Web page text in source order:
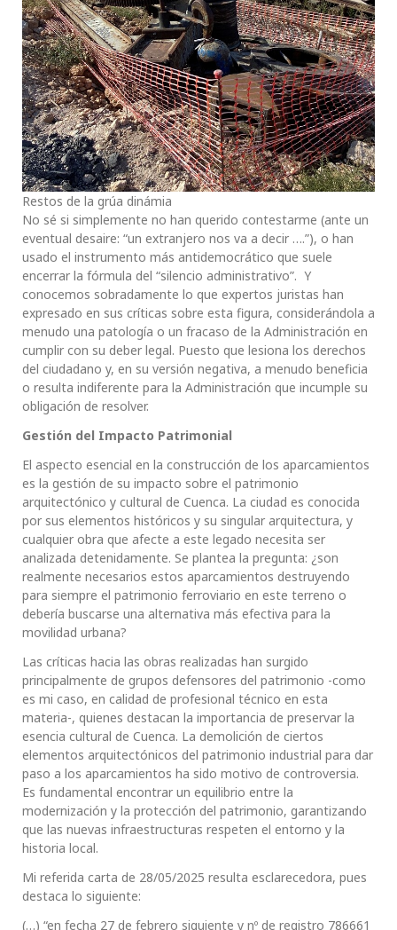
Restos de la grúa dinámia
No sé si simplemente no han querido contestarme (ante un
eventual desaire: “un extranjero nos va a decir ….”), o han
usado el instrumento más antidemocrático que suele
encerrar la fórmula del “silencio administrativo”. Y
conocemos sobradamente lo que expertos juristas han
expresado en sus críticas sobre esta figura, considerándola a
menudo una patología o un fracaso de la Administración en
cumplir con su deber legal. Puesto que lesiona los derechos
del ciudadano y, en su versión negativa, a menudo beneficia
o resulta indiferente para la Administración que incumple su
obligación de resolver.
Gestión del Impacto Patrimonial
El aspecto esencial en la construcción de los aparcamientos
es la gestión de su impacto sobre el patrimonio
arquitectónico y cultural de Cuenca. La ciudad es conocida
por sus elementos históricos y su singular arquitectura, y
cualquier obra que afecte a este legado necesita ser
analizada detenidamente. Se plantea la pregunta: ¿son
realmente necesarios estos aparcamientos destruyendo
para siempre el patrimonio ferroviario en este terreno o
debería buscarse una alternativa más efectiva para la
movilidad urbana?
Las críticas hacia las obras realizadas han surgido
principalmente de grupos defensores del patrimonio -como
es mi caso, en calidad de profesional técnico en esta
materia-, quienes destacan la importancia de preservar la
esencia cultural de Cuenca. La demolición de ciertos
elementos arquitectónicos del patrimonio industrial para dar
paso a los aparcamientos ha sido motivo de controversia.
Es fundamental encontrar un equilibrio entre la
modernización y la protección del patrimonio, garantizando
que las nuevas infraestructuras respeten el entorno y la
historia local.
Mi referida carta de 28/05/2025 resulta esclarecedora, pues
destaca lo siguiente:
(…) “en fecha 27 de febrero siguiente y nº de registro 786661